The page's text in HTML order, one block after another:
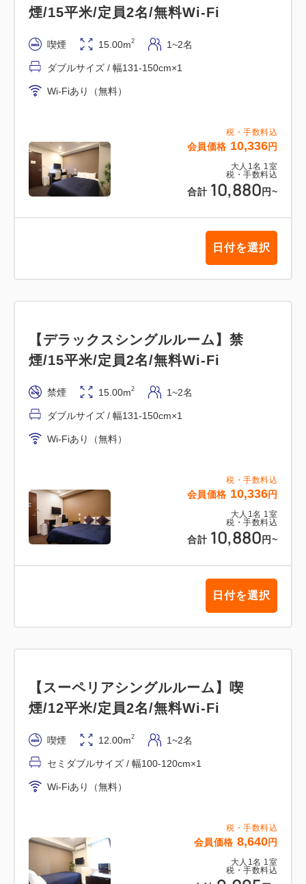
税・手数料込
会員価格 10,336円
大人 1 名 1 室
税・手数料込
合計 10,880 円~
煙/15平米/定員2名/無料Wi-Fi
喫煙 15.00m2 1~2名
ダブルサイズ / 幅131-150cm×1
Wi-Fiあり（無料）
日付を選択
税・手数料込
会員価格 10,336円
大人 1 名 1 室
税・手数料込
合計 10,880 円~
【デラックスシングルルーム】禁
煙/15平米/定員2名/無料Wi-Fi
禁煙 15.00m2 1~2名
ダブルサイズ / 幅131-150cm×1
Wi-Fiあり（無料）
日付を選択
税・手数料込
会員価格 8,640円
大人 1 名 1 室
税・手数料込
【スーペリアシングルルーム】喫
煙/12平米/定員2名/無料Wi-Fi
喫煙 12.00m2 1~2名
セミダブルサイズ / 幅100-120cm×1
Wi-Fiあり（無料）